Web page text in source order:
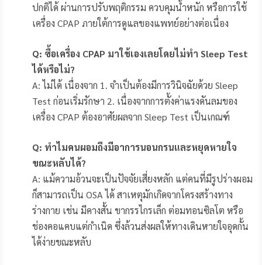
ปกติได้ ผ่านการปรับพฤติกรรม ควบคุมน้ำหนัก หรือการใช้
เครื่อง CPAP ภายใต้การดูแลของแพทย์อย่างต่อเนื่อง
Q: ซื้อเครื่อง CPAP มาใช้เองเลยโดยไม่ทำ Sleep Test
ได้หรือไม่?
A: ไม่ได้ เนื่องจาก 1. จำเป็นต้องมีการวินิจฉัยด้วย Sleep
Test ก่อนเริ่มรักษา 2. เนื่องจากการตั้งค่าแรงดันลมของ
เครื่อง CPAP ต้องอาศัยผลจาก Sleep Test เป็นเกณฑ์
Q: ทำไมคนผอมถึงมีอาการนอนกรนและหยุดหายใจ
ขณะหลับได้?
A: แม้ความอ้วนจะเป็นปัจจัยเสี่ยงหลัก แต่คนที่มีรูปร่างผอม
ก็สามารถเป็น OSA ได้ สาเหตุมักเกิดจากโครงสร้างทาง
ร่างกาย เช่น มีคางสั้น ขากรรไกรเล็ก ต่อมทอนซิลโต หรือ
ช่องคอแคบแต่กำเนิด ซึ่งล้วนส่งผลให้ทางเดินหายใจอุดกั้น
ได้ง่ายขณะหลับ